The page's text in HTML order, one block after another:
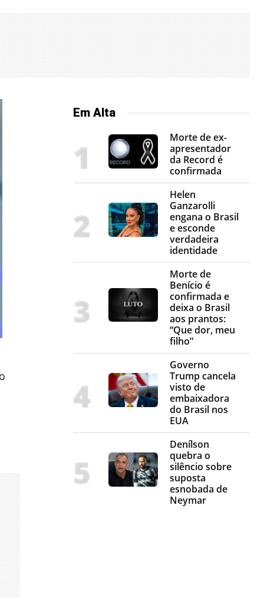
Em Alta
Morte de ex-
apresentador
da Record é
confirmada
Helen
Ganzarolli
engana o Brasil
e esconde
verdadeira
identidade
Morte de
Benício é
confirmada e
deixa o Brasil
aos prantos:
“Que dor, meu
filho”
Governo
Trump cancela
visto de
embaixadora
do Brasil nos
EUA
Denílson
quebra o
silêncio sobre
suposta
esnobada de
Neymar